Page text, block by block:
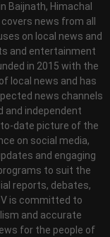
Baijnath, Himachal
news from all
on local news and
and entertainment
in 2015 with the
local news and has
news channels
and independent
date picture of the
on social media,
and engaging
to suit the
reports, debates,
is committed to
and accurate
for the people of